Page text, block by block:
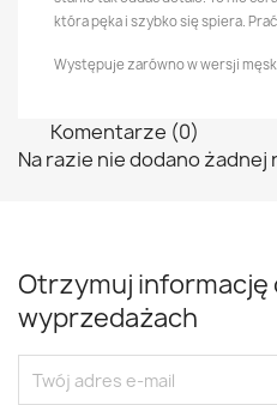
która pęka i szybko się spiera.
Występuje zarówno w wersji
Komentarze (0)
Na razie nie dodano żadnej
Otrzymuj informację
wyprzedażach